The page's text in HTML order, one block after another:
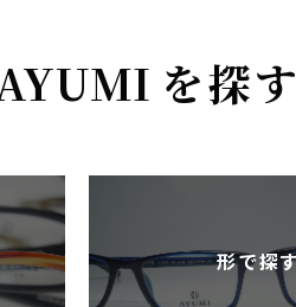
YUMI を探す
形で探